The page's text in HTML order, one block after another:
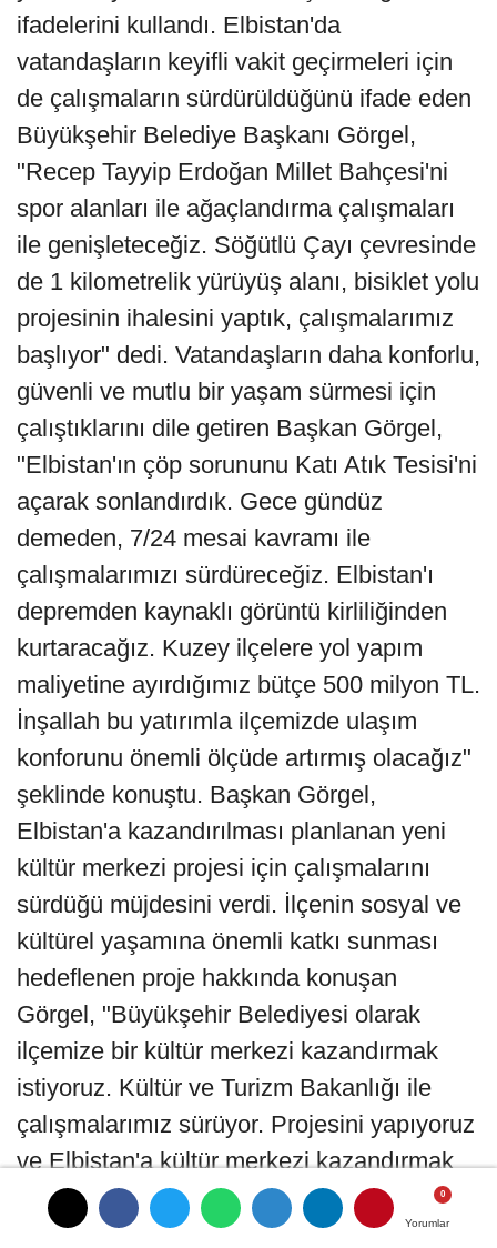
Yorumlar
Yorumlar
ifadelerini kullandı. Elbistan'da
vatandaşların keyifli vakit geçirmeleri için
de çalışmaların sürdürüldüğünü ifade eden
Büyükşehir Belediye Başkanı Görgel,
"Recep Tayyip Erdoğan Millet Bahçesi'ni
spor alanları ile ağaçlandırma çalışmaları
ile genişleteceğiz. Söğütlü Çayı çevresinde
de 1 kilometrelik yürüyüş alanı, bisiklet yolu
projesinin ihalesini yaptık, çalışmalarımız
başlıyor" dedi. Vatandaşların daha konforlu,
güvenli ve mutlu bir yaşam sürmesi için
çalıştıklarını dile getiren Başkan Görgel,
"Elbistan'ın çöp sorununu Katı Atık Tesisi'ni
açarak sonlandırdık. Gece gündüz
demeden, 7/24 mesai kavramı ile
çalışmalarımızı sürdüreceğiz. Elbistan'ı
depremden kaynaklı görüntü kirliliğinden
kurtaracağız. Kuzey ilçelere yol yapım
maliyetine ayırdığımız bütçe 500 milyon TL.
İnşallah bu yatırımla ilçemizde ulaşım
konforunu önemli ölçüde artırmış olacağız"
şeklinde konuştu. Başkan Görgel,
Elbistan'a kazandırılması planlanan yeni
kültür merkezi projesi için çalışmalarını
sürdüğü müjdesini verdi. İlçenin sosyal ve
kültürel yaşamına önemli katkı sunması
hedeflenen proje hakkında konuşan
Görgel, "Büyükşehir Belediyesi olarak
ilçemize bir kültür merkezi kazandırmak
istiyoruz. Kültür ve Turizm Bakanlığı ile
çalışmalarımız sürüyor. Projesini yapıyoruz
ve Elbistan'a kültür merkezi kazandırmak
istiyoruz" cümlelerini kullandı.